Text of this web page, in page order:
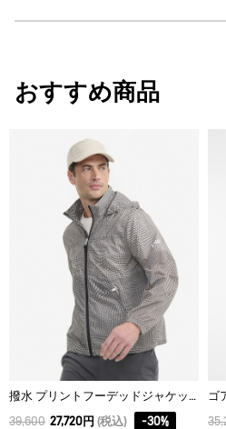
AIGLE for tomorrow
S
M
L
XL
おすすめ商品
撥水 プリントフーデッドジャケット
39,600 27,720円 (税込) -30%